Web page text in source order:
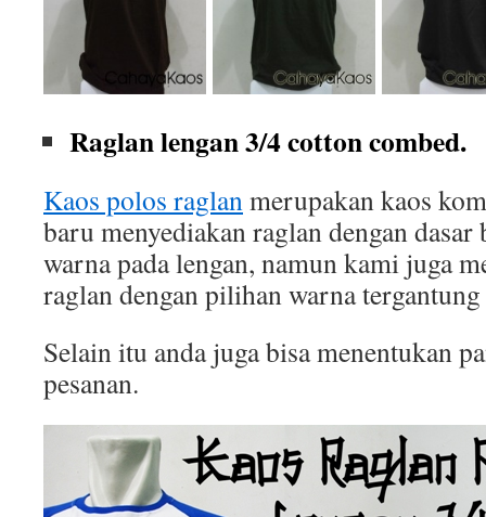
Raglan lengan 3/4 cotton combed.
Kaos polos raglan merupakan kaos
baru menyediakan raglan dengan
warna pada lengan, namun kami juga
raglan dengan pilihan warna tergantung
Selain itu anda juga bisa menentukan
pesanan.